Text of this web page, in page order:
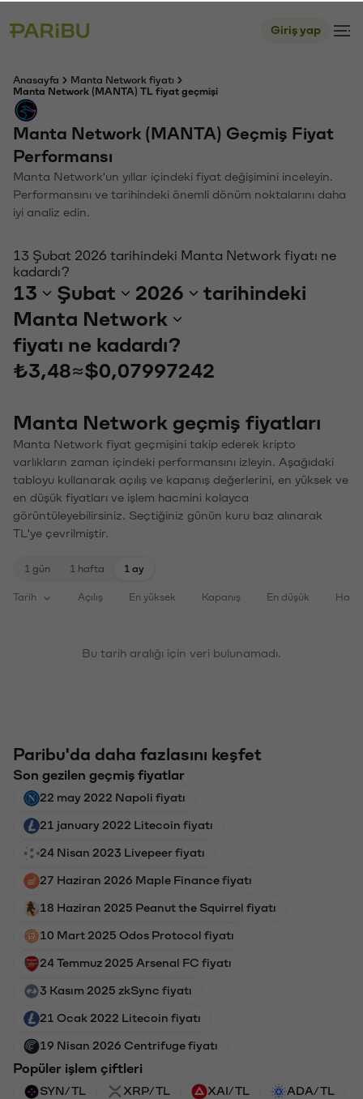
Giriş yap
Anasayfa
Manta Network fiyatı
Manta Network (MANTA) TL fiyat geçmişi
Manta Network (MANTA) Geçmiş Fiyat
Performansı
Manta Network'un yıllar içindeki fiyat değişimini inceleyin.
Performansını ve tarihindeki önemli dönüm noktalarını daha
iyi analiz edin.
13 Şubat 2026 tarihindeki Manta Network fiyatı ne
kadardı?
13 Şubat 2026
tarihindeki
Manta Network
fiyatı ne kadardı?
₺3,48≈$0,07997242
Manta Network geçmiş fiyatları
Manta Network fiyat geçmişini takip ederek kripto
varlıkların zaman içindeki performansını izleyin. Aşağıdaki
tabloyu kullanarak açılış ve kapanış değerlerini, en yüksek ve
en düşük fiyatları ve işlem hacmini kolayca
görüntüleyebilirsiniz. Seçtiğiniz günün kuru baz alınarak
TL'ye çevrilmiştir.
1 gün 1 hafta 1 ay
Tarih Açılış En yüksek Kapanış En düşük
Bu tarih aralığı için veri bulunamadı.
Paribu'da daha fazlasını keşfet
Son gezilen geçmiş fiyatlar
22 may 2022 Napoli fiyatı
21 january 2022 Litecoin fiyatı
24 Nisan 2023 Livepeer fiyatı
27 Haziran 2026 Maple Finance fiyatı
18 Haziran 2025 Peanut the Squirrel fiyatı
10 Mart 2025 Odos Protocol fiyatı
24 Temmuz 2025 Arsenal FC fiyatı
3 Kasım 2025 zkSync fiyatı
21 Ocak 2022 Litecoin fiyatı
19 Nisan 2026 Centrifuge fiyatı
Popüler işlem çiftleri
SYN/TL XRP/TL XAI/TL ADA/TL